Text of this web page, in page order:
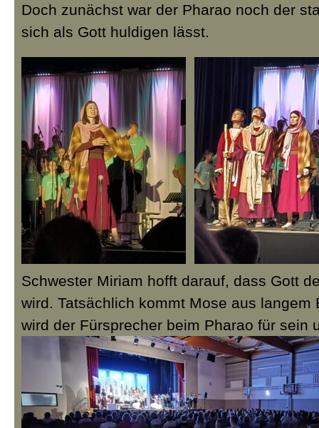
Doch zunächst war der Pharao noch der
sich als Gott huldigen lässt.
Schwester Miriam hofft darauf, dass Gott
wird. Tatsächlich kommt Mose aus langem
wird der Fürsprecher beim Pharao für sein